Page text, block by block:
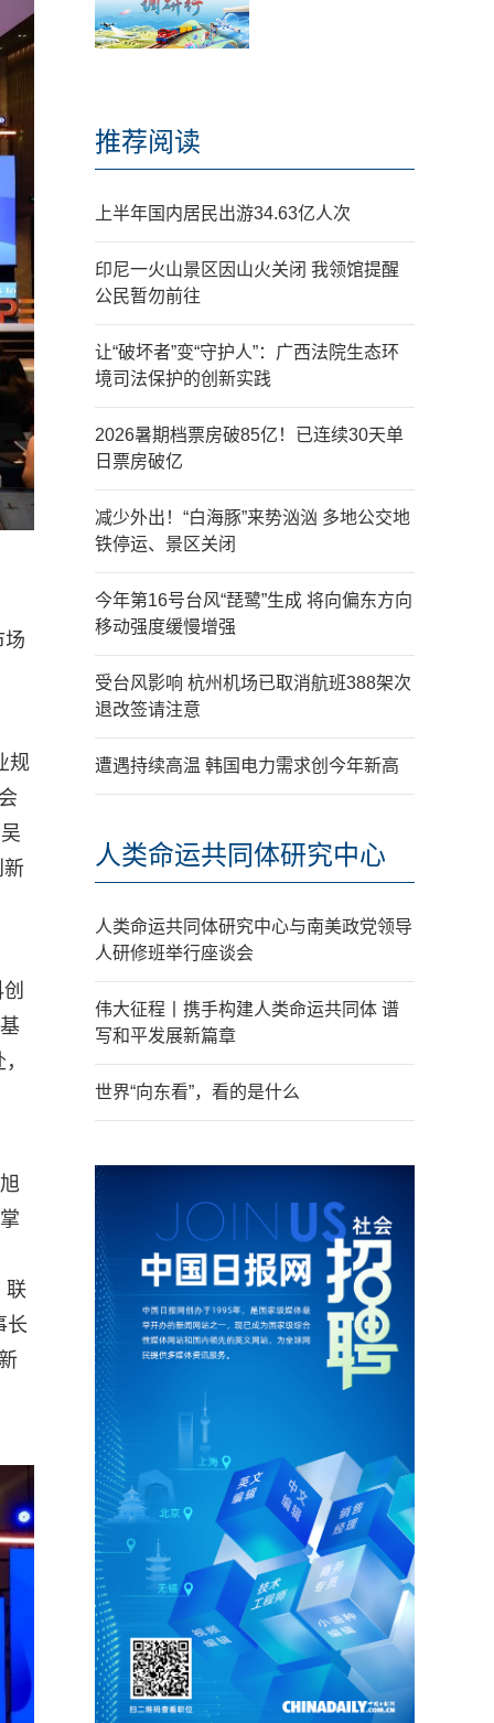
场
规
新
联
长
推荐阅读
上半年国内居民出游34.63亿人次
印尼一火山景区因山火关闭 我领馆提醒
公民暂勿前往
让“破坏者”变“守护人”：广西法院生态环
境司法保护的创新实践
2026暑期档票房破85亿！已连续30天单
日票房破亿
减少外出！“白海豚”来势汹汹 多地公交地
铁停运、景区关闭
今年第16号台风“琵鹭”生成 将向偏东方向
移动强度缓慢增强
受台风影响 杭州机场已取消航班388架次
退改签请注意
遭遇持续高温 韩国电力需求创今年新高
人类命运共同体研究中心
人类命运共同体研究中心与南美政党领导
人研修班举行座谈会
伟大征程丨携手构建人类命运共同体 谱
写和平发展新篇章
世界“向东看”，看的是什么